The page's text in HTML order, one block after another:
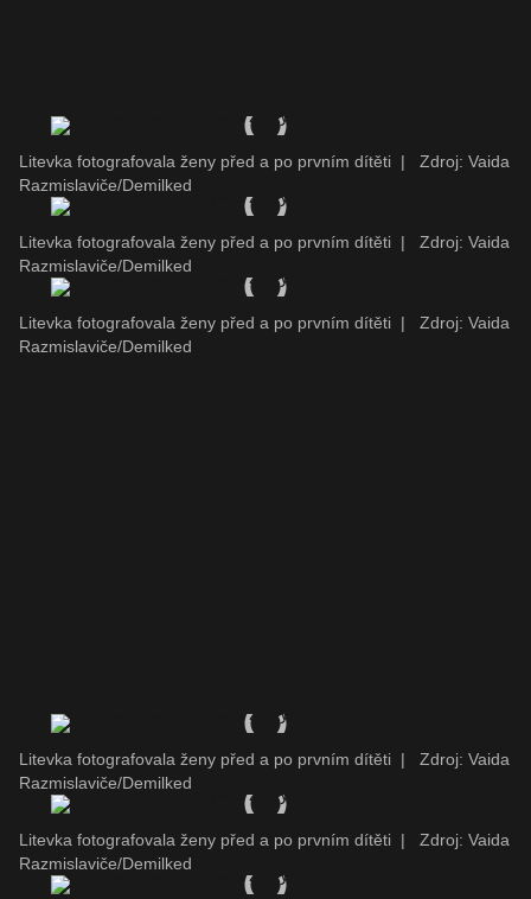
Litevka fotografovala ženy před a po prvním dítěti |
Zdroj: Vaida
Razmislaviče/Demilked
Litevka fotografovala ženy před a po prvním dítěti |
Zdroj: Vaida
Razmislaviče/Demilked
Litevka fotografovala ženy před a po prvním dítěti |
Zdroj: Vaida
Razmislaviče/Demilked
Litevka fotografovala ženy před a po prvním dítěti |
Zdroj: Vaida
Razmislaviče/Demilked
Litevka fotografovala ženy před a po prvním dítěti |
Zdroj: Vaida
Razmislaviče/Demilked